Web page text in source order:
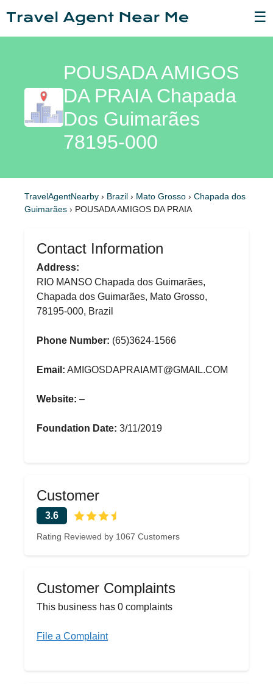
☰
POUSADA AMIGOS
DA PRAIA Chapada
Dos Guimarães
78195-000
TravelAgentNearby › Brazil › Mato Grosso › Chapada dos
Guimarães › POUSADA AMIGOS DA PRAIA
Contact Information
Address:
RIO MANSO Chapada dos Guimarães,
Chapada dos Guimarães, Mato Grosso,
78195-000, Brazil
Phone Number: (65)3624-1566
Email: AMIGOSDAPRAIAMT@GMAIL.COM
Website: –
Foundation Date: 3/11/2019
Customer
3.6
Rating Reviewed by 1067 Customers
Customer Complaints
This business has 0 complaints
File a Complaint